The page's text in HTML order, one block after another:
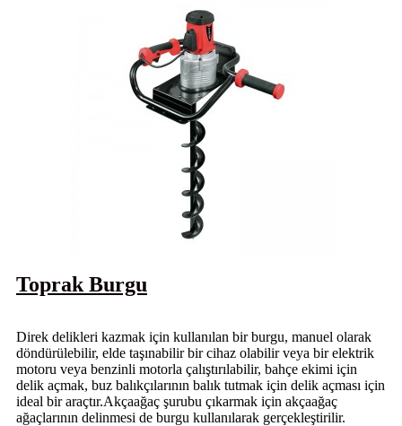
Toprak Burgu
Direk delikleri kazmak için kullanılan bir burgu, manuel olarak
döndürülebilir, elde taşınabilir bir cihaz olabilir veya bir elektrik
motoru veya benzinli motorla çalıştırılabilir, bahçe ekimi için
delik açmak, buz balıkçılarının balık tutmak için delik açması için
ideal bir araçtır.Akçaağaç şurubu çıkarmak için akçaağaç
ağaçlarının delinmesi de burgu kullanılarak gerçekleştirilir.